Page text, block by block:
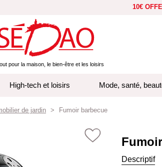
10€
pour la maison, le bien-être et les loisirs
High-tech et loisirs Mode, santé,
de jardin Fumoir barbecue
Descriptif